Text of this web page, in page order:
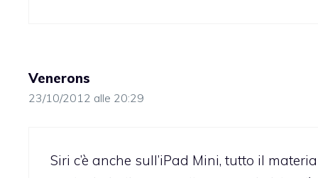
Venerons
23/10/2012 alle 20:29
Siri c’è anche sull’iPad Mini, tutto il